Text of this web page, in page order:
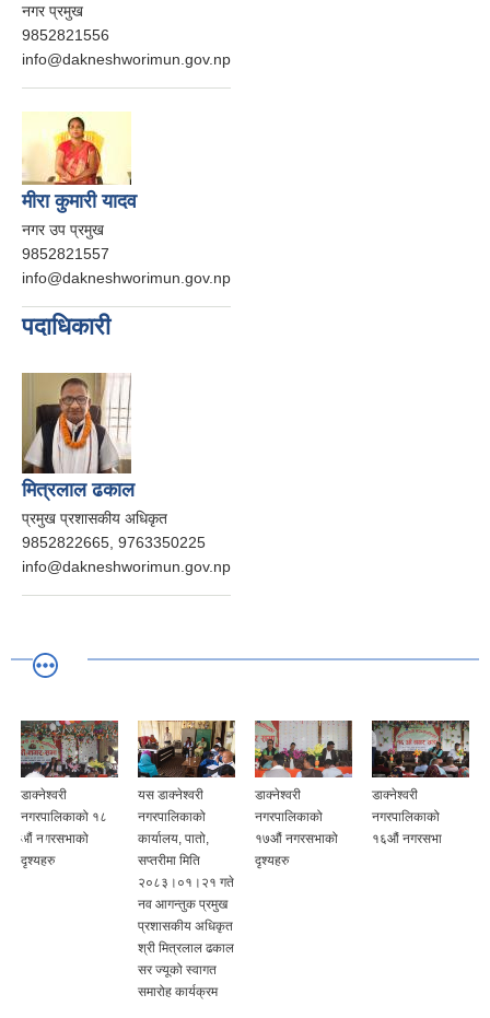
नगर प्रमुख
9852821556
info@dakneshworimun.gov.np
मीरा कुमारी यादव
नगर उप प्रमुख
9852821557
info@dakneshworimun.gov.np
पदाधिकारी
मित्रलाल ढकाल
प्रमुख प्रशासकीय अधिकृत
9852822665, 9763350225
info@dakneshworimun.gov.np
डाक्नेश्वरी
नगरपालिकाको १८
औं नगरसभाको
दृश्यहरु
यस डाक्नेश्वरी
नगरपालिकाको
कार्यालय, पातो,
सप्तरीमा मिति
२०८३।०१।२१ गते
नव आगन्तुक प्रमुख
प्रशासकीय अधिकृत
श्री मित्रलाल ढकाल
सर ज्यूको स्वागत
समारोह कार्यक्रम
डाक्नेश्वरी
नगरपालिकाको
१७औं नगरसभाको
दृश्यहरु
डाक्नेश्वरी
नगरपालिकाको
१६औं नगरसभा